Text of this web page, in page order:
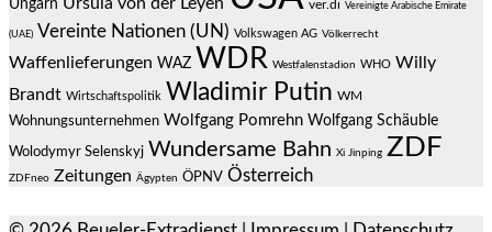
Ungarn Ursula von der Leyen ver.di Vereinigte Arabische Emirate
(UAE) Vereinte Nationen (UN) Volkswagen AG Völkerrecht
Waffenlieferungen WAZ WDR Westfalenstadion WHO Willy
Brandt Wirtschaftspolitik Wladimir Putin WM
Wohnungsunternehmen Wolfgang Pomrehn Wolfgang Schäuble
Wolodymyr Selenskyj Wundersame Bahn Xi Jinping ZDF
ZDFneo Zeitungen Ägypten ÖPNV Österreich